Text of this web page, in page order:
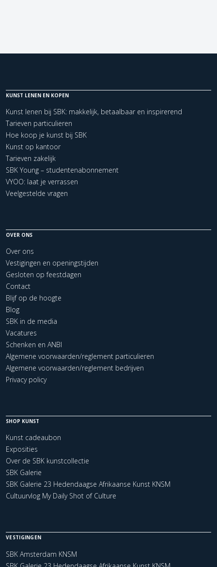
KUNST LENEN EN KOPEN
Kunst lenen bij SBK: makkelijk, betaalbaar en inspirerend
Tarieven particulieren
Hoe koop je kunst bij SBK
Kunst op kantoor
Tarieven zakelijk
SBK Young – studentenabonnement
VYOO: laat je verrassen
Veelgestelde vragen
OVER ONS
Over ons
Vestigingen en openingstijden
Gesloten op feestdagen
Contact
Blijf op de hoogte
Blog
SBK in de media
Vacatures
Schenken en ANBI
Algemene voorwaarden/reglement particulieren
Algemene voorwaarden/reglement bedrijven
Privacy policy
SHOP KUNST
Kunst cadeaubon
Exposities
Over de SBK kunstcollectie
SBK Galerie
SBK Galerie 23 Hedendaagse Afrikaanse Kunst KNSM
Cultuurvlog My Daily Shot of Culture
VESTIGINGEN
SBK Amsterdam KNSM